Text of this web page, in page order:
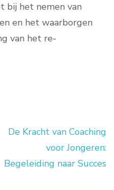
bij het nemen van
en het waarborgen
van het re-
De Kracht van Coaching
voor Jongeren:
Begeleiding naar Succes